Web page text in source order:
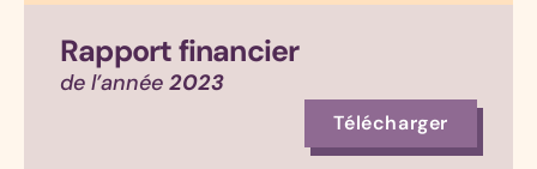
Rapport financier
de l’année 2023
Télécharger